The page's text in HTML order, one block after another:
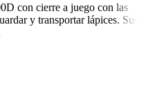
con cierre a juego con las
y transportar lápices. Sus